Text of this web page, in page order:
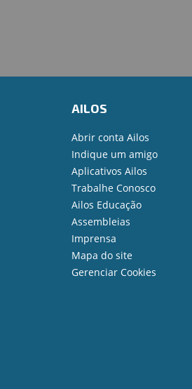
AILOS
Abrir conta Ailos
Indique um amigo
Aplicativos Ailos
Trabalhe Conosco
Ailos Educação
Assembleias
Imprensa
Mapa do site
Gerenciar Cookies